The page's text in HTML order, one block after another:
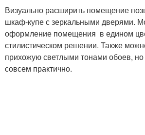
Визуально расширить помещение
шкаф-купе с зеркальными дверями.
оформление помещения в едином
стилистическом решении. Также
прихожую светлыми тонами обоев, но
совсем практично.